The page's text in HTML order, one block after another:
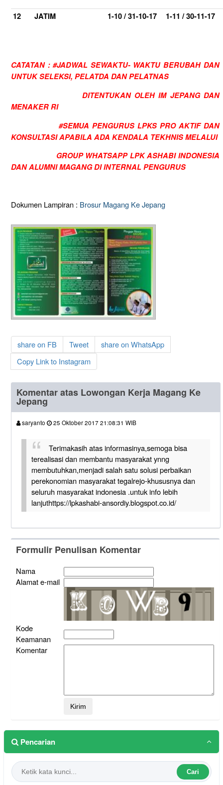
12 JATIM 1-10 / 31-10-17 1-11 / 30-11-17
CATATAN : #JADWAL SEWAKTU- WAKTU BERUBAH DAN
UNTUK SELEKSI, PELATDA DAN PELATNAS
DITENTUKAN OLEH IM JEPANG DAN
MENAKER RI
#SEMUA PENGURUS LPKS PRO AKTIF DAN
KONSULTASI APABILA ADA KENDALA TEKHNIS MELALUI
GROUP WHATSAPP LPK ASHABI INDONESIA
DAN ALUMNI MAGANG DI INTERNAL PENGURUS
Dokumen Lampiran : Brosur Magang Ke Jepang
share on FB Tweet
share on WhatsApp
Copy Link to Instagram
Komentar atas Lowongan Kerja Magang Ke
Jepang
saryanto 25 Oktober 2017 21:08:31 WIB
Terimakasih atas informasinya,semoga bisa
terealisasi dan membantu masyarakat ynng
membutuhkan,menjadi salah satu solusi perbaikan
perekonomian masyarakat tegalrejo-khususnya dan
seluruh masyarakat indonesia .untuk info lebih
lanjuthttps://lpkashabi-ansordiy.blogspot.co.id/
Formulir Penulisan Komentar
Nama
Alamat e-mail
Kode
Keamanan
Komentar
Pencarian
Cari